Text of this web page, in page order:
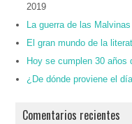
2019
La guerra de las
El gran mundo de la
Hoy se cumplen 30 años
¿De dónde proviene el
Comentarios recientes